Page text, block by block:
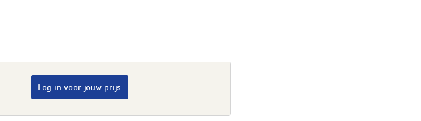
Log in voor jouw prijs